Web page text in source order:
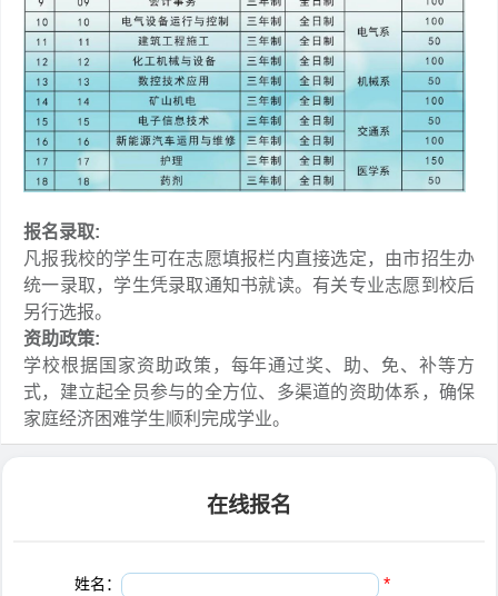
报名录取:
凡报我校的学生可在志愿填报栏内直接选定，由市招生办
统一录取，学生凭录取通知书就读。有关专业志愿到校后
另行选报。
资助政策:
学校根据国家资助政策，每年通过奖、助、免、补等方
式，建立起全员参与的全方位、多渠道的资助体系，确保
家庭经济困难学生顺利完成学业。
在线报名
姓名： *